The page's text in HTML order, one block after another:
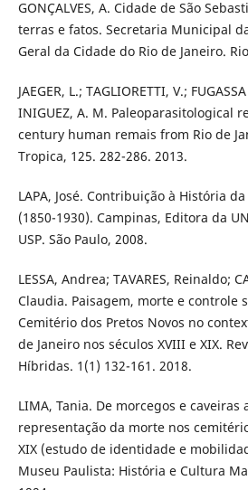
GONÇALVES, A. Cidade de São
terras e fatos. Secretaria Municipal
Geral da Cidade do Rio de Janeiro.
JAEGER, L.; TAGLIORETTI, V.;
INIGUEZ, A. M. Paleoparasitological
century human remais from Rio de
Tropica, 125. 282-286. 2013.
LAPA, José. Contribuição à História
(1850-1930). Campinas, Editora da
USP. São Paulo, 2008.
LESSA, Andrea; TAVARES, Reinaldo;
Claudia. Paisagem, morte e controle
Cemitério dos Pretos Novos no
de Janeiro nos séculos XVIII e XIX.
Híbridas. 1(1) 132-161. 2018.
LIMA, Tania. De morcegos e caveiras
representação da morte nos
XIX (estudo de identidade e
Museu Paulista: História e Cultura